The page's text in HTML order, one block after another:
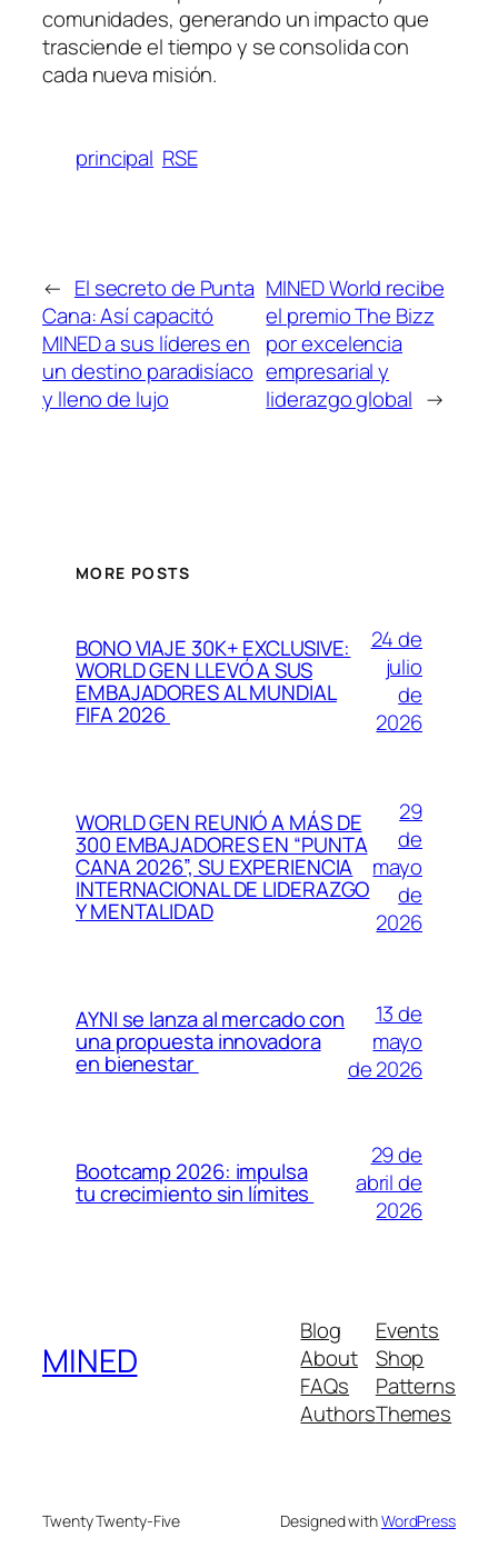
comunidades, generando un impacto que
trasciende el tiempo y se consolida con
cada nueva misión.
principal RSE
← El secreto de Punta
Cana: Así capacitó
MINED a sus líderes en
un destino paradisíaco
y lleno de lujo
MINED World recibe
el premio The Bizz
por excelencia
empresarial y
liderazgo global →
MORE POSTS
BONO VIAJE 30K+ EXCLUSIVE:
WORLD GEN LLEVÓ A SUS
EMBAJADORES AL MUNDIAL
FIFA 2026
24 de
julio
de
2026
WORLD GEN REUNIÓ A MÁS DE
300 EMBAJADORES EN “PUNTA
CANA 2026”, SU EXPERIENCIA
INTERNACIONAL DE LIDERAZGO
Y MENTALIDAD
29
de
mayo
de
2026
AYNI se lanza al mercado con
una propuesta innovadora
en bienestar
13 de
mayo
de 2026
Bootcamp 2026: impulsa
tu crecimiento sin límites
29 de
abril de
2026
MINED
Blog
About
FAQs
Authors
Events
Shop
Patterns
Themes
Twenty Twenty-Five Designed withWordPress